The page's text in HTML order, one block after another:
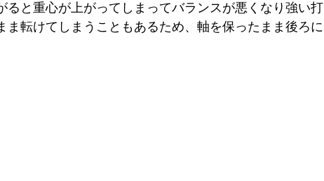
ると重心が上がってしまってバランスが悪くなり強い打
ま転けてしまうこともあるため、軸を保ったまま後ろに